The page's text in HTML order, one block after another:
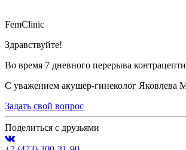
FemClinic
Здравствуйте!
Во время 7 дневного перерыва
С уважением акушер-гинеколог Яковлева
Задать свой вопрос
Поделиться с друзьями